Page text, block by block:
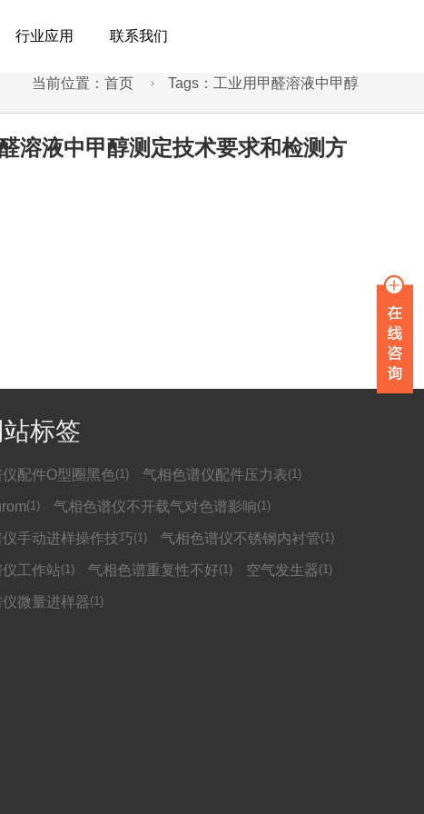
行业应用 联系我们
当前位置： 首页  Tags：工业用甲醛溶液中甲醇
溶液中甲醇测定技术要求和检测方
站标签
配件O型圈黑色(1) 气相色谱仪配件压力表(1)
(1) 气相色谱仪不开载气对色谱影响(1)
手动进样操作技巧(1) 气相色谱仪不锈钢内衬管(1)
工作站(1) 气相色谱重复性不好(1) 空气发生器(1)
微量进样器(1)